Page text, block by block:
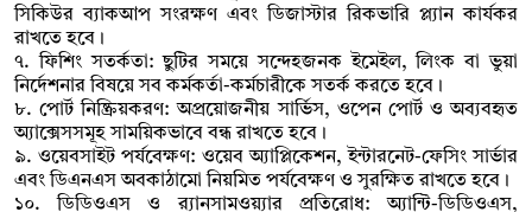
সিকিউর ব্যাকআপ সংরক্ষণ এবং ডিজাস্টার রিকভারি প্ল্যান কার্যকর
রাখতে হবে।
৭. ফিশিং সতর্কতা: ছুটির সময়ে সন্দেহজনক ইমেইল, লিংক বা ভুয়া
নির্দেশনার বিষয়ে সব কর্মকর্তা-কর্মচারীকে সতর্ক করতে হবে।
৮. পোর্ট নিষ্ক্রিয়করণ: অপ্রয়োজনীয় সার্ভিস, ওপেন পোর্ট ও অব্যবহৃত
অ্যাক্সেসসমূহ সাময়িকভাবে বন্ধ রাখতে হবে।
৯. ওয়েবসাইট পর্যবেক্ষণ: ওয়েব অ্যাপ্লিকেশন, ইন্টারনেট-ফেসিং সার্ভার
এবং ডিএনএস অবকাঠামো নিয়মিত পর্যবেক্ষণ ও সুরক্ষিত রাখতে হবে।
১০. ডিডিওএস ও র‍্যানসামওয়্যার প্রতিরোধ: অ্যান্টি-ডিডিওএস,